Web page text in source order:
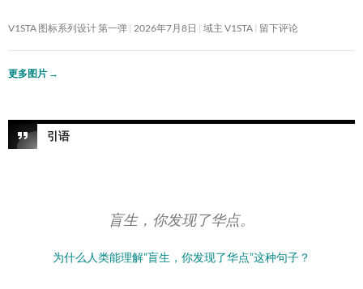
V1STA 图标系列设计 第一弹 2026年7月8日 域主 V1STA 留下评论
更多图片 →
引语
盲生，你发现了华点。
为什么人类能理解”盲生，你发现了华点”这种句子？